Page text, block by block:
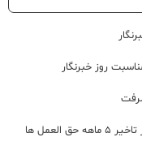
روز خبرنگار
ها